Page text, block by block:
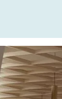
Nyheter